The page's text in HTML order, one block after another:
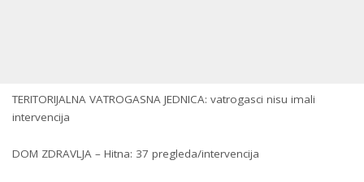
TERITORIJALNA VATROGASNA JEDNICA: vatrogasci nisu imali
intervencija
DOM ZDRAVLJA – Hitna: 37 pregleda/intervencija